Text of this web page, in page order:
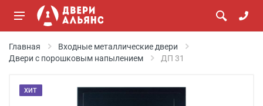
Главная
Входные металлические двери
Двери с порошковым напылением
ДП 31
ХИТ